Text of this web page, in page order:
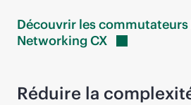
Découvrir les commutateurs
NetworkingCX
Réduire la